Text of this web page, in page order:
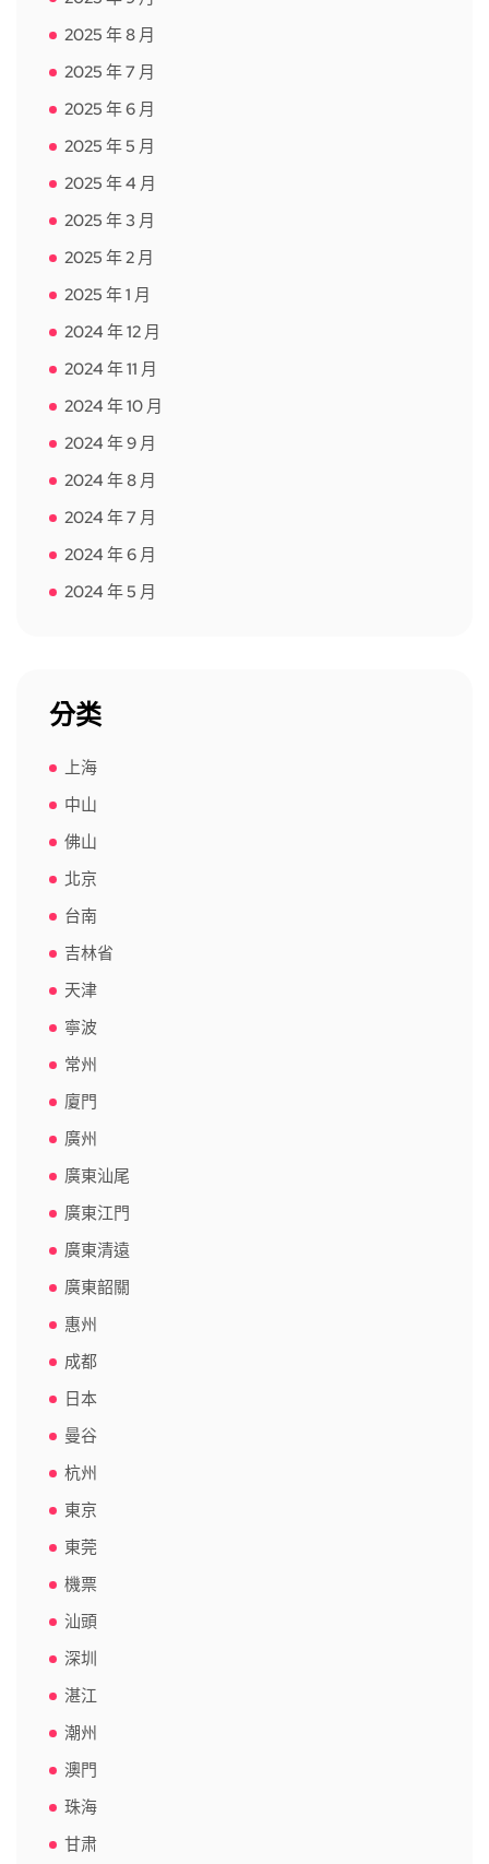
2025 年 8 月
2025 年 7 月
2025 年 6 月
2025 年 5 月
2025 年 4 月
2025 年 3 月
2025 年 2 月
2025 年 1 月
2024 年 12 月
2024 年 11 月
2024 年 10 月
2024 年 9 月
2024 年 8 月
2024 年 7 月
2024 年 6 月
2024 年 5 月
分类
上海
中山
佛山
北京
台南
吉林省
天津
寧波
常州
廈門
廣州
廣東汕尾
廣東江門
廣東清遠
廣東韶關
惠州
成都
日本
曼谷
杭州
東京
東莞
機票
汕頭
深圳
湛江
潮州
澳門
珠海
甘肃